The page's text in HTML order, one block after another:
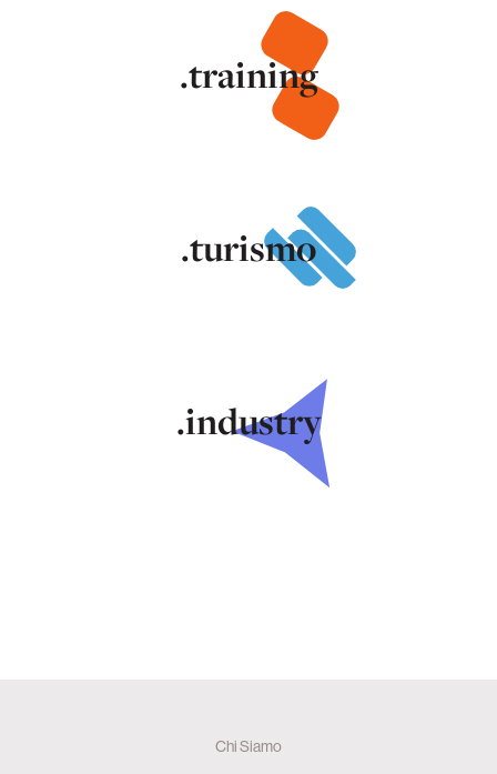
.training
.turismo
.industry
Chi Siamo